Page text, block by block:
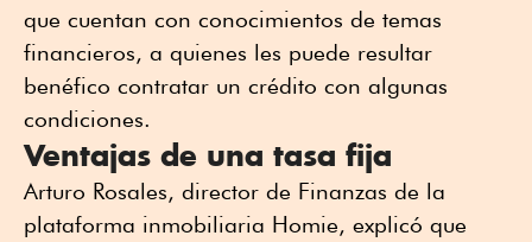
que cuentan con conocimientos de temas
financieros, a quienes les puede resultar
benéfico contratar un crédito con algunas
condiciones.
Ventajas de una tasa fija
Arturo Rosales, director de Finanzas de la
plataforma inmobiliaria Homie, explicó que